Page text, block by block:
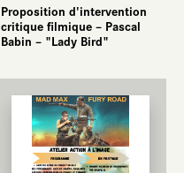
Proposition d'intervention
critique filmique – Pascal
Babin – "Lady Bird"